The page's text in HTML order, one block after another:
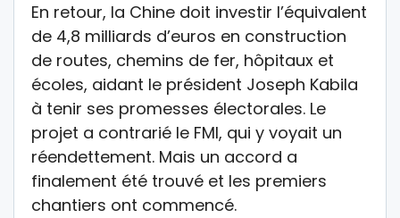
En retour, la Chine doit investir l’équivalent
de 4,8 milliards d’euros en construction
de routes, chemins de fer, hôpitaux et
écoles, aidant le président Joseph Kabila
à tenir ses promesses électorales. Le
projet a contrarié le FMI, qui y voyait un
réendettement. Mais un accord a
finalement été trouvé et les premiers
chantiers ont commencé.